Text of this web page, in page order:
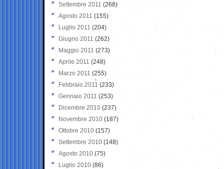
Settembre 2011 (268)
Agosto 2011 (155)
Luglio 2011 (204)
Giugno 2011 (262)
Maggio 2011 (273)
Aprile 2011 (248)
Marzo 2011 (255)
Febbraio 2011 (233)
Gennaio 2011 (253)
Dicembre 2010 (237)
Novembre 2010 (187)
Ottobre 2010 (157)
Settembre 2010 (148)
Agosto 2010 (75)
Luglio 2010 (86)